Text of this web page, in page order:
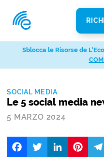
SOCIAL MEDIA
Le 5 social media
5 MARZO 2024
FacebookTwitter LinkedIn
Sblocca le Risorse de